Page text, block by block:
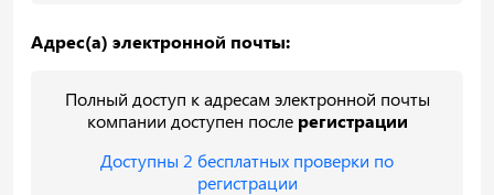
Адрес(а) электронной почты:
Полный доступ к адресам электронной почты
компании доступен после регистрации
Доступны 2 бесплатных проверки по
регистрации